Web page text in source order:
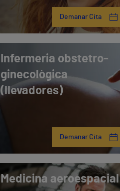
Demanar Cita
Infermeria obstetro-
ginecològica
(llevadores)
Demanar Cita
Medicina aeroespacial